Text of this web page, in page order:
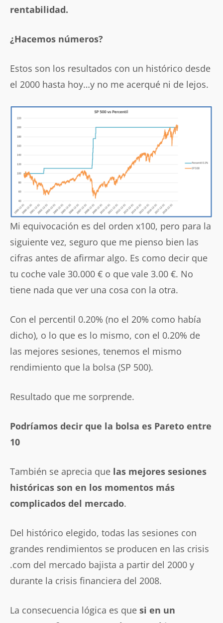
rentabilidad.
¿Hacemos números?
Estos son los resultados con un histórico desde
el 2000 hasta hoy…y no me acerqué ni de lejos.
Mi equivocación es del orden x100, pero para la
siguiente vez, seguro que me pienso bien las
cifras antes de afirmar algo. Es como decir que
tu coche vale 30.000 € o que vale 3.00 €. No
tiene nada que ver una cosa con la otra.
Con el percentil 0.20% (no el 20% como había
dicho), o lo que es lo mismo, con el 0.20% de
las mejores sesiones, tenemos el mismo
rendimiento que la bolsa (SP 500).
Resultado que me sorprende.
Podríamos decir que la bolsa es Pareto entre
10
También se aprecia que las mejores sesiones
históricas son en los momentos más
complicados del mercado.
Del histórico elegido, todas las sesiones con
grandes rendimientos se producen en las crisis
.com del mercado bajista a partir del 2000 y
durante la crisis financiera del 2008.
La consecuencia lógica es que si en un